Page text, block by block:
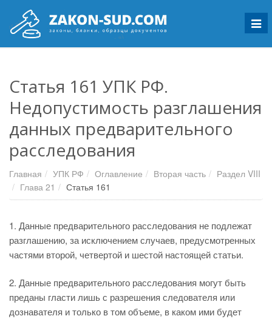
Статья 161 УПК РФ.
Недопустимость разглашения
данных предварительного
расследования
Главная УПК РФ Оглавление Вторая часть
Раздел VIII
Глава 21
Статья 161
1. Данные предварительного расследования не подлежат
разглашению, за исключением случаев, предусмотренных
частями второй, четвертой и шестой настоящей статьи.
2. Данные предварительного расследования могут быть
преданы гласти лишь с разрешения следователя или
дознавателя и только в том объеме, в каком ими будет